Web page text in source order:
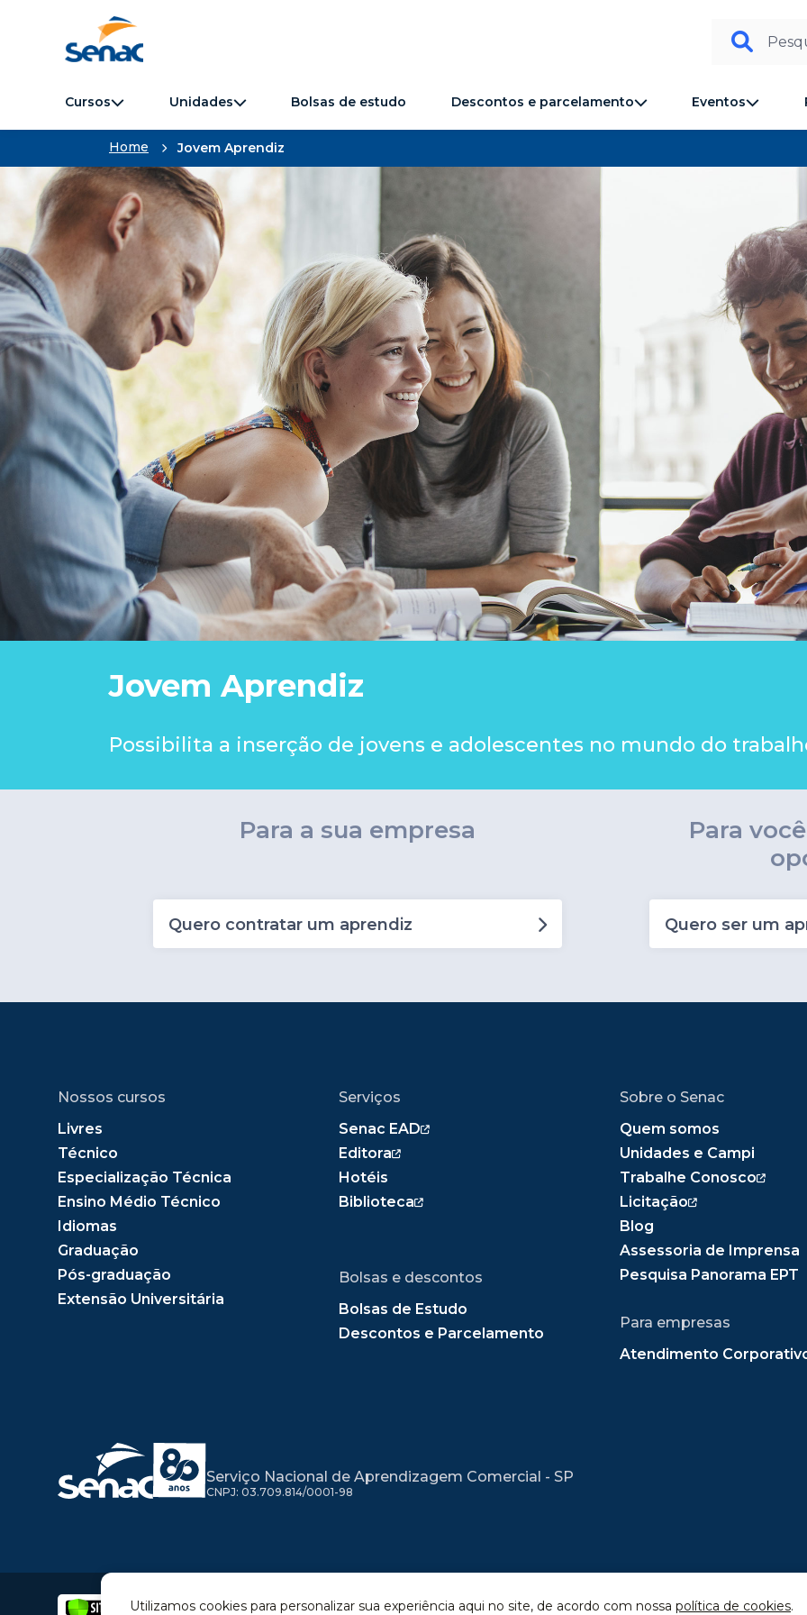
Cursos Unidades Bolsas de estudo Descontos e parcelamento Eventos
Home Jovem Aprendiz
Jovem Aprendiz
Possibilita a inserção de jovens e adolescentes no mundo do
Para a sua empresa
Quero contratar um aprendiz
Para
Quero ser um
Nossos cursos
Livres
Técnico
Especialização Técnica
Ensino Médio Técnico
Idiomas
Graduação
Pós-graduação
Extensão Universitária
Serviços
Senac EAD
Editora
Hotéis
Biblioteca
Bolsas e descontos
Bolsas de Estudo
Descontos e Parcelamento
Sobre o Senac
Quem somos
Unidades e Campi
Trabalhe Conosco
Licitação
Blog
Assessoria de Imprensa
Pesquisa Panorama EPT
Para empresas
Atendimento
Serviço Nacional de Aprendizagem Comercial - SP
CNPJ: 03.709.814/0001-98
Utilizamos cookies para personalizar sua experiência aqui no site, de acordo com nossa política de cookies.